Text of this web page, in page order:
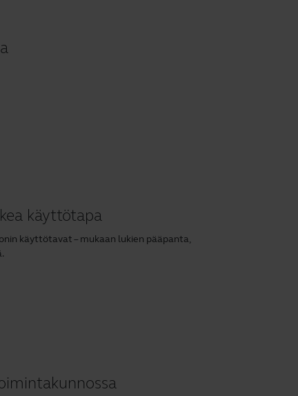
käyttötapa
käyttötavat – mukaan lukien pääpanta,